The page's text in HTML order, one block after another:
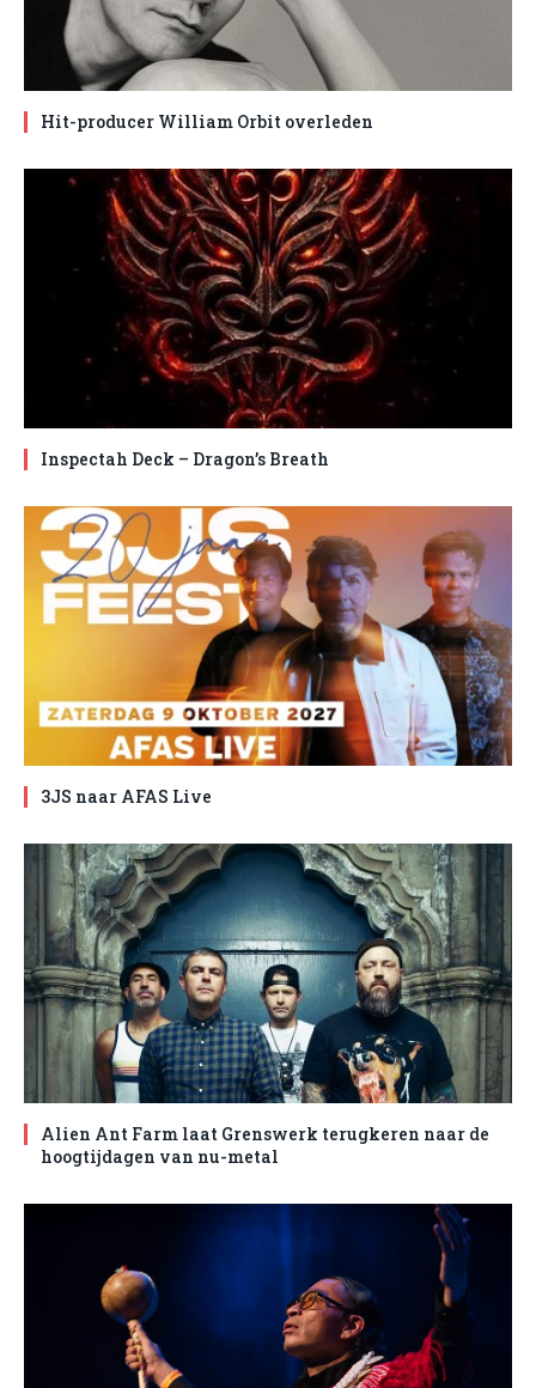
Hit-producer William Orbit overleden
Inspectah Deck – Dragon’s Breath
3JS naar AFAS Live
Alien Ant Farm laat Grenswerk terugkeren naar de
hoogtijdagen van nu-metal